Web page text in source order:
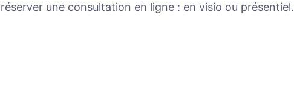
réserver une consultation en ligne : en visio ou présentiel.